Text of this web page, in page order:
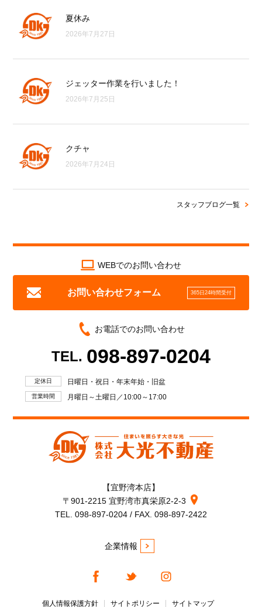
夏休み
2026年7月27日
ジェッター作業を行いました！
2026年7月25日
クチャ
2026年7月24日
スタッフブログ一覧
WEBでのお問い合わせ
お問い合わせフォーム 365日24時間受付
お電話でのお問い合わせ
TEL. 098-897-0204
定休日 日曜日・祝日・年末年始・旧盆
営業時間 月曜日～土曜日／10:00～17:00
【宜野湾本店】
〒901-2215 宜野湾市真栄原2-2-3
TEL. 098-897-0204 / FAX. 098-897-2422
企業情報
個人情報保護方針 サイトポリシー サイトマップ